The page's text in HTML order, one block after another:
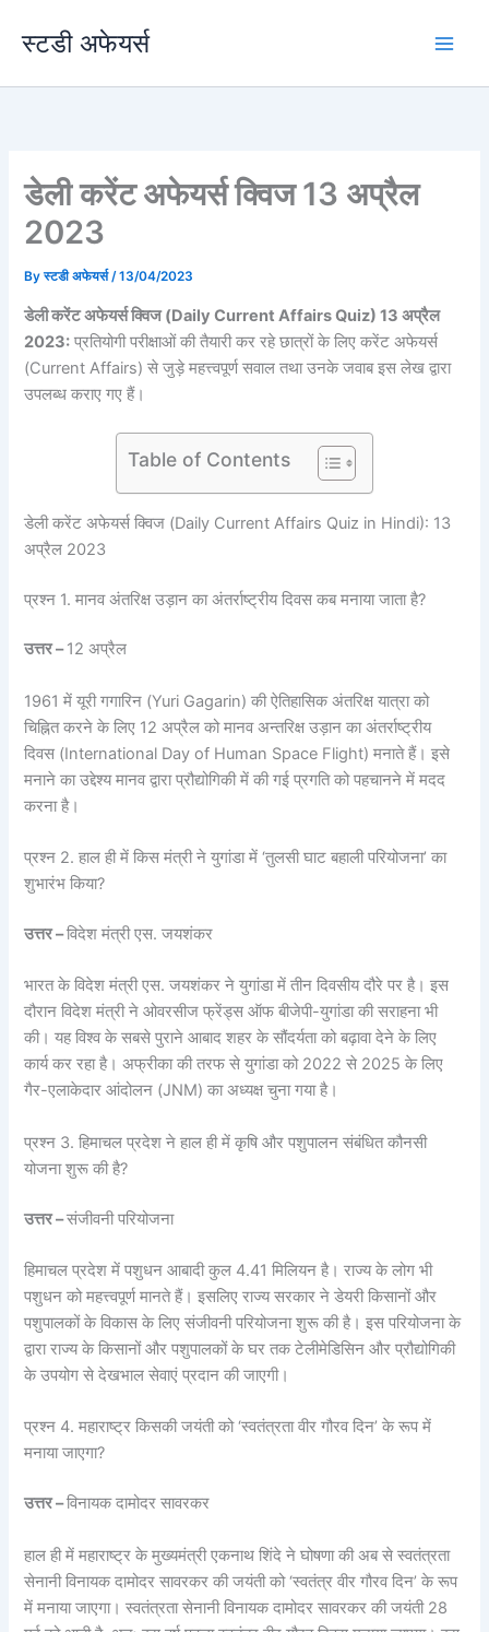
स्टडी अफेयर्स
डेली करेंट अफेयर्स क्विज 13 अप्रैल
2023
Byस्टडी अफेयर्स/13/04/2023
डेली करेंट अफेयर्स क्विज (Daily Current Affairs Quiz) 13 अप्रैल
2023: प्रतियोगी परीक्षाओं की तैयारी कर रहे छात्रों के लिए करेंट अफेयर्स
(Current Affairs) से जुड़े महत्त्वपूर्ण सवाल तथा उनके जवाब इस लेख द्वारा
उपलब्ध कराए गए हैं।
Table of Contents
डेली करेंट अफेयर्स क्विज (Daily Current Affairs Quiz in Hindi): 13
अप्रैल 2023
प्रश्न 1. मानव अंतरिक्ष उड़ान का अंतर्राष्ट्रीय दिवस कब मनाया जाता है?
उत्तर –12 अप्रैल
1961 में यूरी गगारिन (Yuri Gagarin) की ऐतिहासिक अंतरिक्ष यात्रा को
चिह्नित करने के लिए 12 अप्रैल को मानव अन्तरिक्ष उड़ान का अंतर्राष्ट्रीय
दिवस (International Day of Human Space Flight) मनाते हैं। इसे
मनाने का उद्देश्य मानव द्वारा प्रौद्योगिकी में की गई प्रगति को पहचानने में मदद
करना है।
प्रश्न 2. हाल ही में किस मंत्री ने युगांडा में ‘तुलसी घाट बहाली परियोजना’ का
शुभारंभ किया?
उत्तर –विदेश मंत्री एस. जयशंकर
भारत के विदेश मंत्री एस. जयशंकर ने युगांडा में तीन दिवसीय दौरे पर है। इस
दौरान विदेश मंत्री ने ओवरसीज फ्रेंड्स ऑफ बीजेपी-युगांडा की सराहना भी
की। यह विश्व के सबसे पुराने आबाद शहर के सौंदर्यता को बढ़ावा देने के लिए
कार्य कर रहा है। अफ्रीका की तरफ से युगांडा को 2022 से 2025 के लिए
गैर-एलाकेदार आंदोलन (JNM) का अध्यक्ष चुना गया है।
प्रश्न 3. हिमाचल प्रदेश ने हाल ही में कृषि और पशुपालन संबंधित कौनसी
योजना शुरू की है?
उत्तर –संजीवनी परियोजना
हिमाचल प्रदेश में पशुधन आबादी कुल 4.41 मिलियन है। राज्य के लोग भी
पशुधन को महत्त्वपूर्ण मानते हैं। इसलिए राज्य सरकार ने डेयरी किसानों और
पशुपालकों के विकास के लिए संजीवनी परियोजना शुरू की है। इस परियोजना के
द्वारा राज्य के किसानों और पशुपालकों के घर तक टेलीमेडिसिन और प्रौद्योगिकी
के उपयोग से देखभाल सेवाएं प्रदान की जाएगी।
प्रश्न 4. महाराष्ट्र किसकी जयंती को ‘स्वतंत्रता वीर गौरव दिन’ के रूप में
मनाया जाएगा?
उत्तर –विनायक दामोदर सावरकर
हाल ही में महाराष्ट्र के मुख्यमंत्री एकनाथ शिंदे ने घोषणा की अब से स्वतंत्रता
सेनानी विनायक दामोदर सावरकर की जयंती को ‘स्वतंत्र वीर गौरव दिन’ के रूप
में मनाया जाएगा। स्वतंत्रता सेनानी विनायक दामोदर सावरकर की जयंती 28